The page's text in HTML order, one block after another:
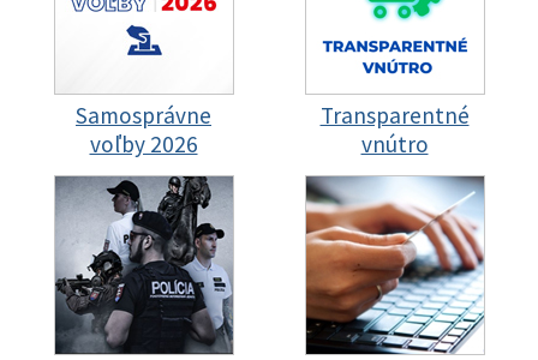
Samosprávne
voľby 2026
Transparentné
vnútro